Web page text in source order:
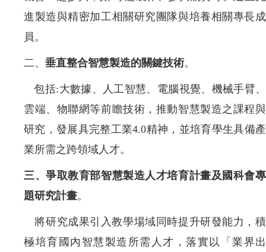
進製造與精密加工相關研究團隊與培養相關專長成
員。
二、 垂直整合智慧製造的關鍵技術。
包括:大數據、人工智慧、電腦視覺、機械手臂、
雲端、物聯網等前瞻技術，推動智慧製造之課程與
研究，發展具完整工業4.0精神，並培育學生具備產
業所需之跨領域人才。
三、爭取教育部智慧製造人才培育計畫及國科會專
題研究計畫。
將研究成果引入教學場域同時提升研發能力，積
極培育國內智慧製造所需人才 ， 落實以「業界出